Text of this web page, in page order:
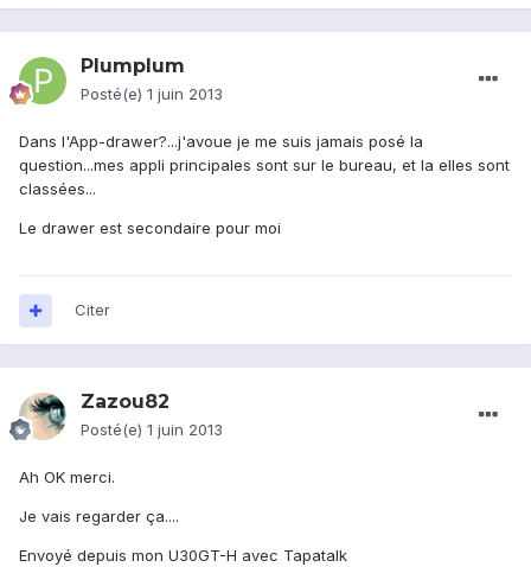
Plumplum
Posté(e) 1 juin 2013
Dans l'App-drawer?...j'avoue je me suis jamais posé la
question...mes appli principales sont sur le bureau, et la elles sont
classées...
Le drawer est secondaire pour moi
Citer
Zazou82
Posté(e) 1 juin 2013
Ah OK merci.
Je vais regarder ça....
Envoyé depuis mon U30GT-H avec Tapatalk